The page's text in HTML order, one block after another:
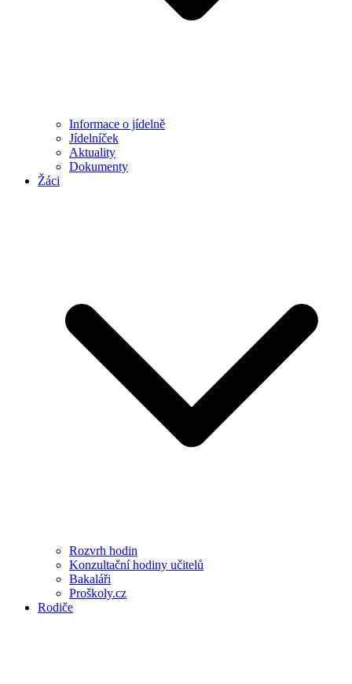
Informace o jídelně
Jídelníček
Aktuality
Dokumenty
Žáci
Rozvrh hodin
Konzultační hodiny učitelů
Bakaláři
Proškoly.cz
Rodiče